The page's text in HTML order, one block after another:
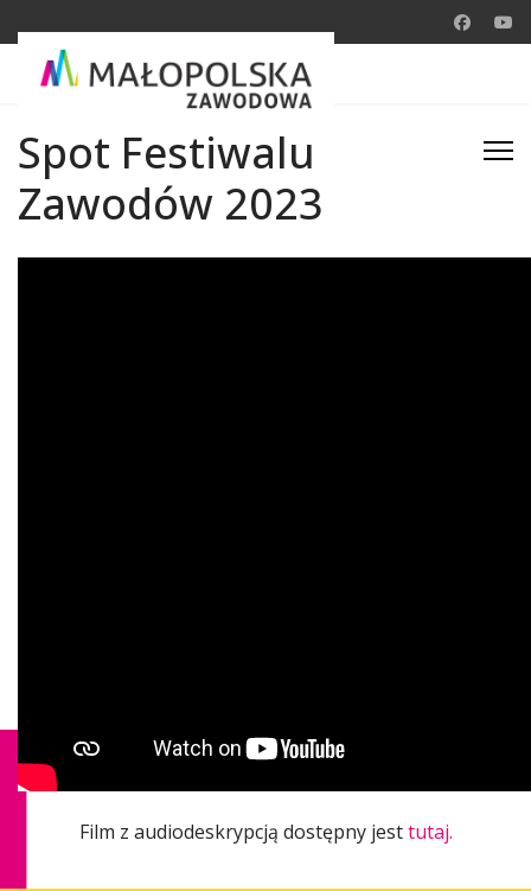
Spot Festiwalu
Zawodów 2023
Film z audiodeskrypcją dostępny jesttutaj.